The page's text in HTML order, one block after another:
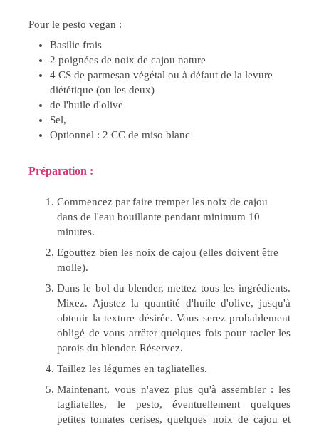
Pour le pesto vegan :
Basilic frais
2 poignées de noix de cajou nature
4 CS de parmesan végétal ou à défaut de la levure
diététique (ou les deux)
de l'huile d'olive
Sel,
Optionnel : 2 CC de miso blanc
Préparation :
Commencez par faire tremper les noix de cajou
dans de l'eau bouillante pendant minimum 10
minutes​.
Egouttez bien les noix de cajou (elles doivent être
molle).
Dans le bol du blender, mettez tous les ingrédients.
Mixez. Ajustez la quantité d'huile d'olive, jusqu'à
obtenir la texture désirée. Vous serez probablement
obligé de vous arrêter quelques fois pour racler les
parois du blender. Réservez.
Taillez les légumes en tagliatelles.
Maintenant, vous n'avez plus qu'à assembler : les
tagliatelles, le pesto, éventuellement quelques
petites tomates cerises, quelques noix de cajou et